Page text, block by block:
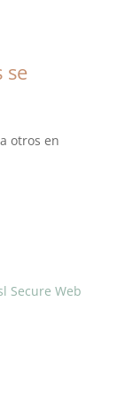
se
otros en